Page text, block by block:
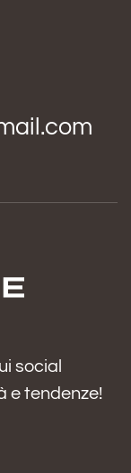
social
e tendenze!